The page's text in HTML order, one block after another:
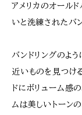
アメリカのオール
いと洗練されたバ
バンドリングのよ
近いものを見つけ
ドにボリューム感
ムは美しいトーン